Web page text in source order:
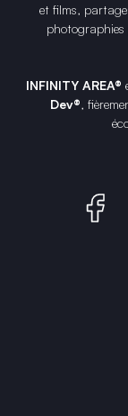
et films,
photographies
INFINITY AREA®
Dev®,